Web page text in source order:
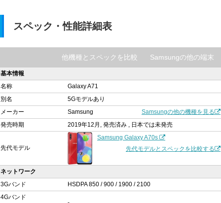
スペック・性能詳細表
Samsungの他の端末
他機種とスペックを比較
基本情報
名称
Galaxy A71
別名
5Gモデルあり
メーカー
Samsung
Samsungの他の機種を見る
発売時期
2019年12月, 発売済み , 日本では未発売
先代モデル
Samsung Galaxy A70s
先代モデルとスペックを比較する
ネットワーク
3Gバンド
HSDPA 850 / 900 / 1900 / 2100
4Gバンド